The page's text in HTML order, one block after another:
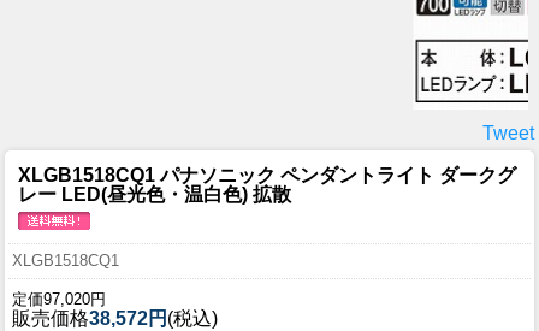
Tweet
XLGB1518CQ1 パナソニック ペンダントライト ダークグ
レー LED(昼光色・温白色) 拡散
XLGB1518CQ1
定価97,020円
販売価格38,572円 (税込)